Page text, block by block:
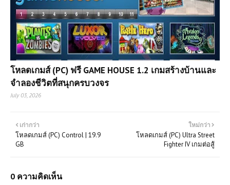
โหลดเกมส์ (PC) ฟรี GAME HOUSE 1.2 เกมสร้างบ้านและ
จำลองชีวิตที่สนุกครบวงจร
July 03, 2026
ใหม่กว่า
โหลดเกมส์ (PC) Ultra Street
Fighter IV เกมต่อสู้
เก่ากว่า
โหลดเกมส์ (PC) Control | 19.9
GB
0 ความคิดเห็น